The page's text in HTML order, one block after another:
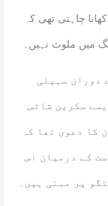
چاہتی تھی کہ
میں ملوث نہیں۔
دوران سہیلی
سکرین شاٹس
کا دعویٰ تھا کہ
کے درمیان اس
پر مبنی ہیں۔